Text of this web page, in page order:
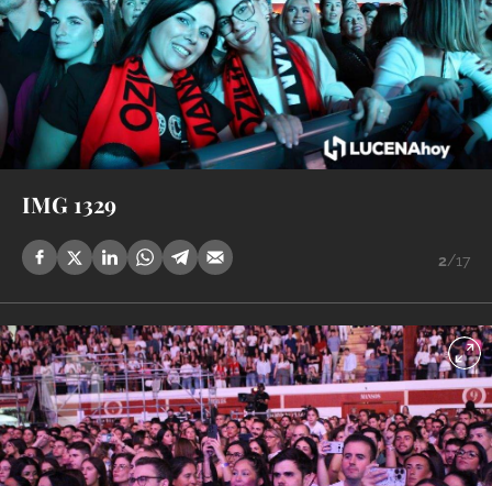
IMG 1329
2/17